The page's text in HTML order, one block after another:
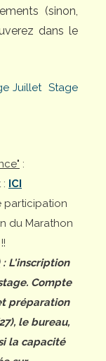
(sinon,
dans le
Juillet Stage
:
: ICI
participation
du Marathon
: L'inscription
Compte
préparation
le bureau,
la capacité